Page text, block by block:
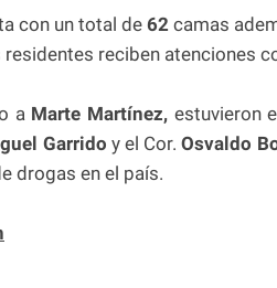
con un total de 62 camas
residentes reciben atenciones
a Marte Martínez, estuvieron
Garrido y el Cor.Osvaldo
drogas en el país.